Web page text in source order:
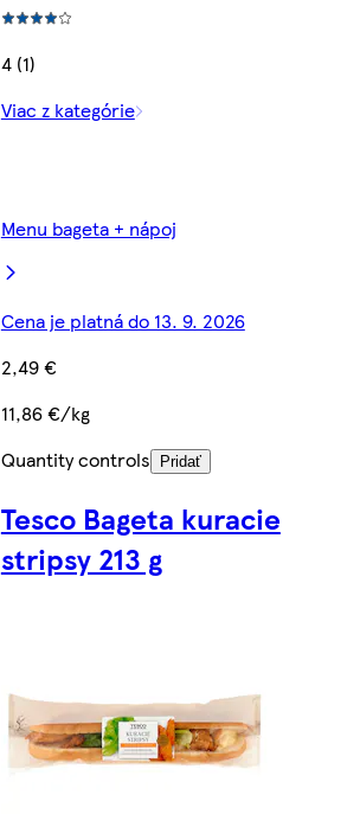
4 (1)
Viac z kategórie
Menu bageta + nápoj
Cena je platná do 13. 9. 2026
2,49 €
11,86 €/kg
Quantity controls
Pridať
Tesco Bageta kuracie
stripsy 213 g